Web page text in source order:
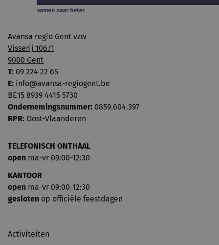
Avansa regio Gent vzw
Visserij 106/1
9000 Gent
T: 09 224 22 65
E: info@avansa-regiogent.be
BE15 8939 4415 5730
Ondernemingsnummer: 0859.604.397
RPR: Oost-Vlaanderen
TELEFONISCH ONTHAAL
open ma-vr 09:00-12:30
KANTOOR
open ma-vr 09:00-12:30
gesloten op officiële feestdagen
Activiteiten